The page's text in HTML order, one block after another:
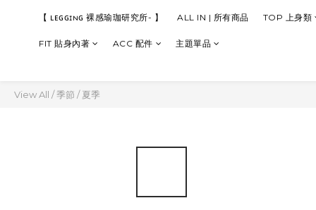
【 ʟᴇɢɢɪɴɢ 裸感瑜珈研究所- 】 ALL IN | 所有商品 TOP 上身類
FIT 貼身內著 ACC 配件 主題單品
View All /季節 /夏季